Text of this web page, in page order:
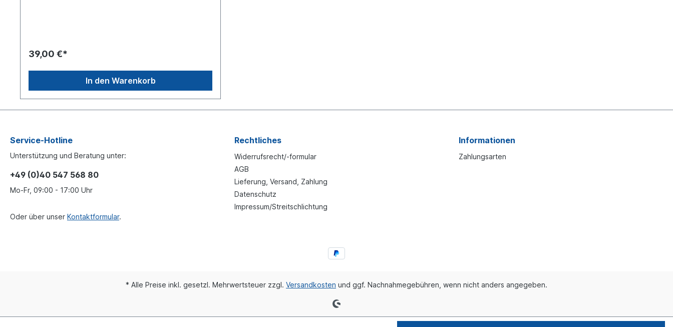
mit mehr als einer Achse. Membranzylinder werden an
Betätigung von Einrichtungen anderer Art, z. B. zum
Spannen, Heben und schalten.
39,00 €*
In den Warenkorb
Service-Hotline
Unterstützung und Beratung unter:
+49 (0)40 547 568 80
Mo-Fr, 09:00 - 17:00 Uhr
Oder über unser Kontaktformular.
Rechtliches
Widerrufsrecht/-formular
AGB
Lieferung, Versand, Zahlung
Datenschutz
Impressum/Streitschlichtung
Informationen
Zahlungsarten
* Alle Preise inkl. gesetzl. Mehrwertsteuer zzgl. Versandkosten und ggf. Nachnahmegebühren, wenn nicht anders angegeben.